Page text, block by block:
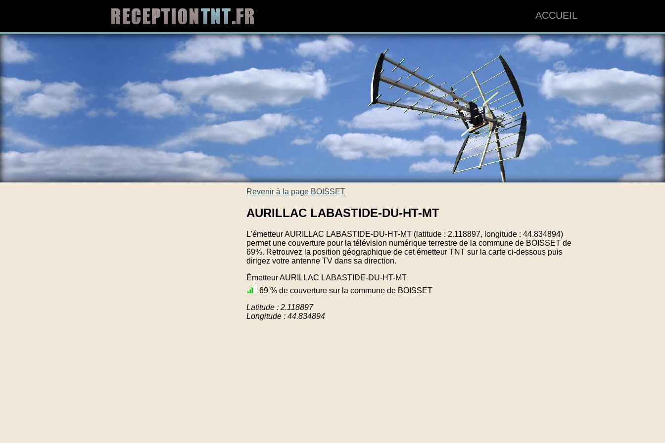
ACCUEIL
Revenir à la page BOISSET
AURILLAC LABASTIDE-DU-HT-MT
L'émetteur AURILLAC LABASTIDE-DU-HT-MT (latitude : 2.118897, longitude : 44.834894)
permet une couverture pour la télévision numérique terrestre de la commune de BOISSET de
69%. Retrouvez la position géographique de cet émetteur TNT sur la carte ci-dessous puis
dirigez votre antenne TV dans sa direction.
Émetteur AURILLAC LABASTIDE-DU-HT-MT
69 % de couverture sur la commune de BOISSET
Latitude : 2.118897
Longitude : 44.834894